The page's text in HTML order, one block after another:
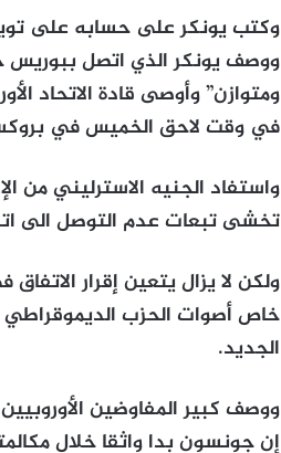
وكتب يونكر على حسابه على
ووصف يونكر الذي اتصل ببوريس
ومتوازن” وأوصى قادة الاتحاد
في وقت لاحق الخميس في
تخشى تبعات عدم التوصل الى
ولكن لا يزال يتعين إقرار
خاص أصوات الحزب الديموقراطي
الجديد.
ووصف كبير المفاوضين
إن جونسون بدا واثقا خلال